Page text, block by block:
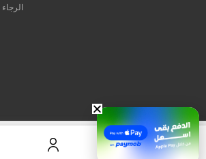
2023 © Ustores جميع الحقوق محفوظة